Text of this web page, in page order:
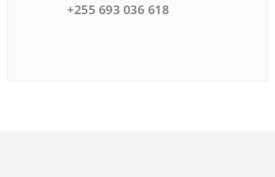
+255 693 036 618